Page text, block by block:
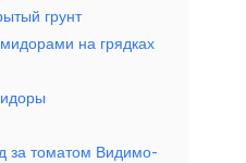
грунт
на грядках
за томатом Видимо-